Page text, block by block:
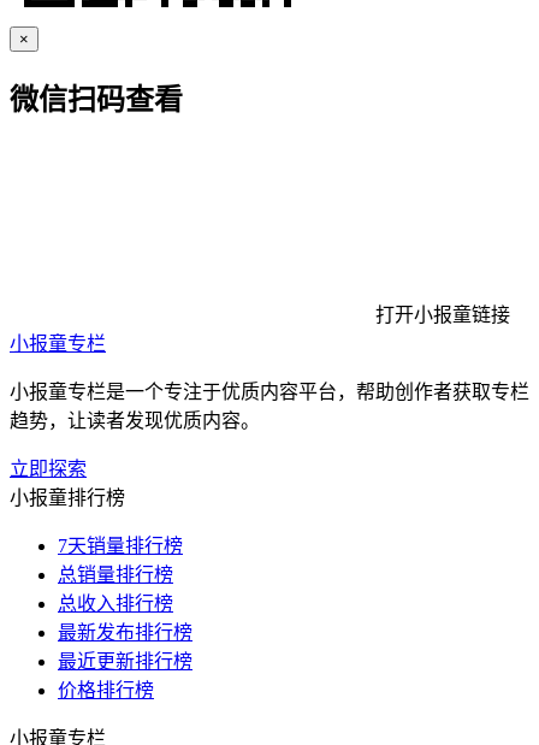
×
微信扫码查看
打开小报童链接
小报童专栏
小报童专栏是一个专注于优质内容平台，帮助创作者获取专栏
趋势，让读者发现优质内容。
立即探索
小报童排行榜
7天销量排行榜
总销量排行榜
总收入排行榜
最新发布排行榜
最近更新排行榜
价格排行榜
小报童专栏